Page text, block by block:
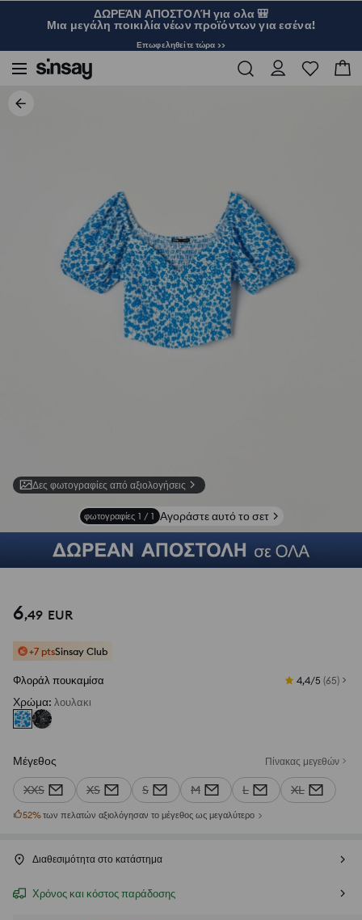
ΔΩΡΕΆΝ ΑΠΟΣΤΟΛΉ για ολα 🎒
Μια μεγάλη ποικιλία νέων προϊόντων για εσένα!
Επωφεληθείτε τώρα >>
Δες φωτογραφίες από αξιολογήσεις
φωτογραφίες 1 / 1 Αγοράστε αυτό το σετ
6,49 EUR
+7 ptsSinsay Club
Φλοράλ πουκαμίσα 4,4/5 (65)
Χρώμα: λουλακι
Μέγεθος Πίνακας μεγεθών
XXS XS S M L XL
52%των πελατών αξιολόγησαν το μέγεθος ως μεγαλύτερο
Διαθεσιμότητα στο κατάστημα
Χρόνος και κόστος παράδοσης